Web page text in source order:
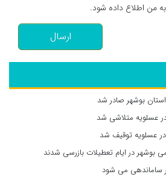
من اطلاع داده شود.
ارسال
بوشهر صادر شد
در عسلویه توقیف شد
بوشهر در ایام تعطیلات بازرسی شدند
ساماندهی می‌ شود